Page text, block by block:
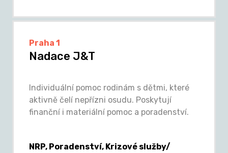
Praha 1
Nadace J&T
Individuální pomoc rodinám s dětmi, které
aktivně čelí nepřízni osudu. Poskytují
finanční i materiální pomoc a poradenství.
NRP, Poradenství, Krizové služby/